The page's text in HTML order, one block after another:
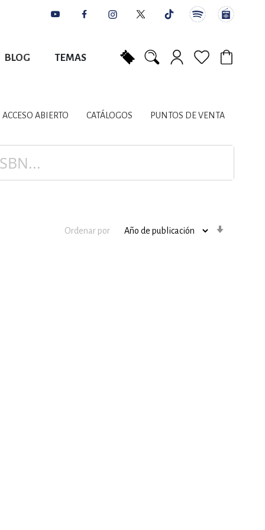
BLOG TEMAS
LITERARIOS
PLANIFICACIÓN
ACCESO ABIERTO CATÁLOGOS PUNTOS DE VENTA
Ordenar por